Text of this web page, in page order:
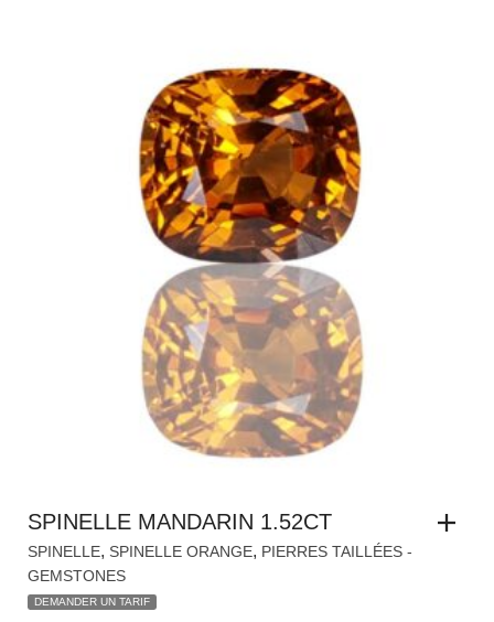
SPINELLE MANDARIN 1.52CT
SPINELLE, SPINELLE ORANGE, PIERRES TAILLÉES -
GEMSTONES
DEMANDER UN TARIF